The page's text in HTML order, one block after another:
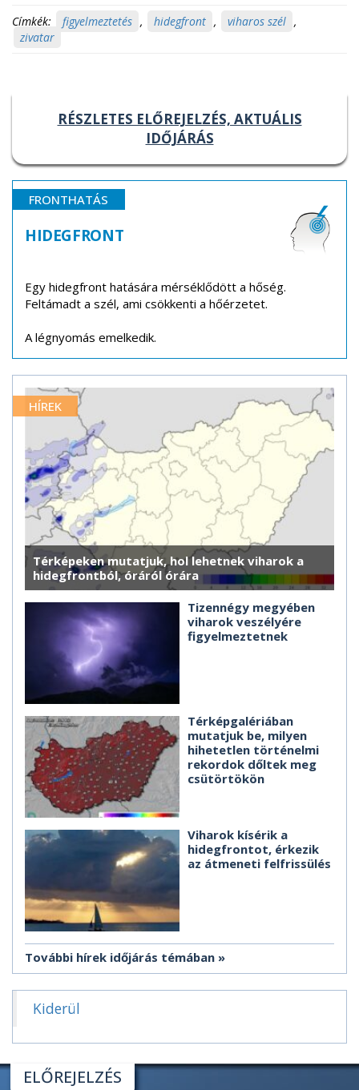
Címkék: figyelmeztetés , hidegfront , viharos szél ,
zivatar
RÉSZLETES ELŐREJELZÉS, AKTUÁLIS
IDŐJÁRÁS
FRONTHATÁS
HIDEGFRONT
Egy hidegfront hatására mérséklődött a hőség.
Feltámadt a szél, ami csökkenti a hőérzetet.
A légnyomás emelkedik.
HÍREK
Térképeken mutatjuk, hol lehetnek viharok a
hidegfrontból, óráról órára
Tizennégy megyében
viharok veszélyére
figyelmeztetnek
Térképgalériában
mutatjuk be, milyen
hihetetlen történelmi
rekordok dőltek meg
csütörtökön
Viharok kísérik a
hidegfrontot, érkezik
az átmeneti felfrissülés
További hírek időjárás témában
Kiderül
ELŐREJELZÉS